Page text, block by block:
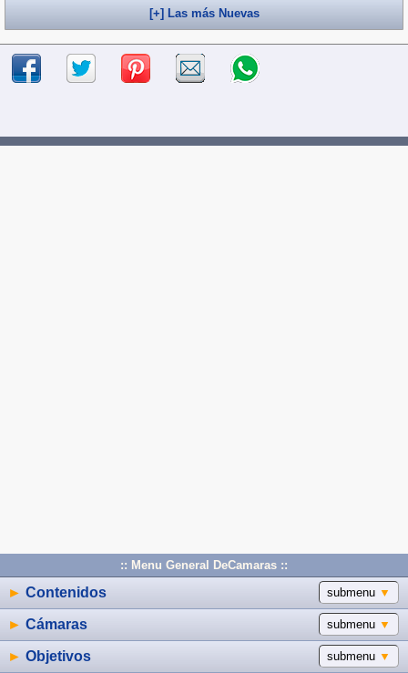
[+] Las más Nuevas
:: Menu General DeCamaras ::
submenu ▼
► Contenidos
submenu ▼
► Cámaras
submenu ▼
► Objetivos